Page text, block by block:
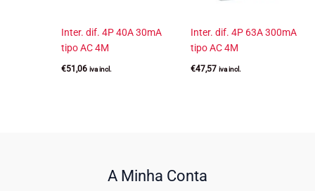
Inter. dif. 4P 40A 30mA
tipo AC 4M
€51,06 iva incl.
Inter. dif. 4P 63A 300mA
tipo AC 4M
€47,57 iva incl.
A Minha Conta